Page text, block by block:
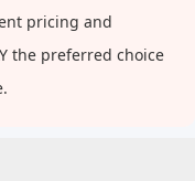
pricing and
the preferred choice